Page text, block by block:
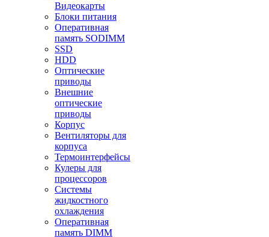
Видеокарты
Блоки питания
Оперативная
память SODIMM
SSD
HDD
Оптические
приводы
Внешние
оптические
приводы
Корпус
Вентиляторы для
корпуса
Термоинтерфейсы
Кулеры для
процессоров
Системы
жидкостного
охлаждения
Оперативная
память DIMM